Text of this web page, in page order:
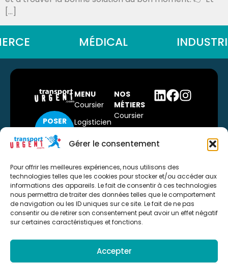
Gérer le consentement
Pour offrir les meilleures expériences, nous utilisons des
technologies telles que les cookies pour stocker et/ou accéder aux
informations des appareils. Le fait de consentir à ces technologies
nous permettra de traiter des données telles que le comportement
de navigation ou les ID uniques sur ce site. Le fait de ne pas
consentir ou de retirer son consentement peut avoir un effet négatif
sur certaines caractéristiques et fonctions.
Accepter
[…]
MÉDICAL INDUSTRIE
POSER
QUESTION
CONTACTER
UN
COMMERCIAL
POSTULER
MENU
Coursier
Logisticien
Qui
sommes-
News
Contact
Espace Pro
NOS
MÉTIERS
Coursier
Tournée
dédiée
kilomètre
Livraison à
domicile
Stockage
Passage à
Manutention